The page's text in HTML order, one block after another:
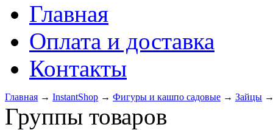
Главная
Оплата и доставка
Контакты
Главная → InstantShop → Фигуры и кашпо садовые → Зайцы
Группы товаров